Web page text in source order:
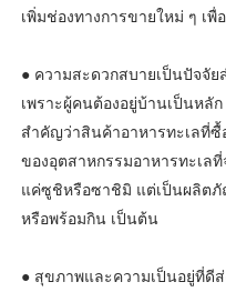
เพิ่มช่องทางการขายใหม่ ๆ เ
● ความสะดวกสบายเป็นปัจจั
เพราะผู้คนต้องอยู่บ้านเป็นหลั
สำคัญว่าสินค้าอาหารทะเลที่ซื้
ของอุตสาหกรรมอาหารทะเล
แค่ซูชิหรือซาชิมิ แต่เป็นผลิต
หรือพร้อมกิน เป็นต้น
● สุขภาพและความเป็นอยู่ที่ดี